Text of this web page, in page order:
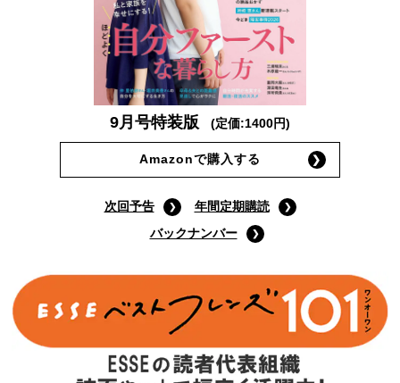
9月号特装版 (定価:1400円)
Amazonで購入する
次回予告
年間定期購読
バックナンバー